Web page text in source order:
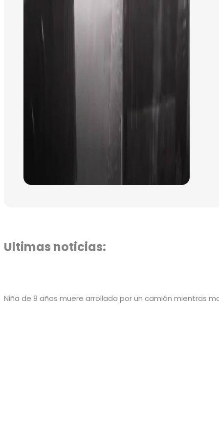
Ultimas noticias:
Niña de 8 años muere arrollada por un camión mientras